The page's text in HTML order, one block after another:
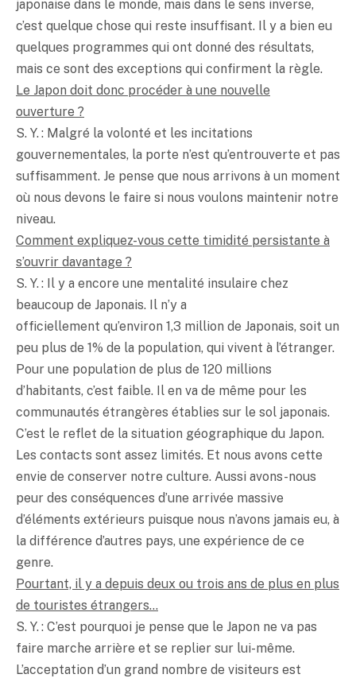
japonaise dans le monde, mais dans le sens inverse,
c’est quelque chose qui reste insuffisant. Il y a bien eu
quelques programmes qui ont donné des résultats,
mais ce sont des exceptions qui confirment la règle.
Le Japon doit donc procéder à une nouvelle
ouverture ?
S. Y. : Malgré la volonté et les incitations
gouvernementales, la porte n’est qu’entrouverte et pas
suffisamment. Je pense que nous arrivons à un moment
où nous devons le faire si nous voulons maintenir notre
niveau.
Comment expliquez-vous cette timidité persistante à
s’ouvrir davantage ?
S. Y. : Il y a encore une mentalité insulaire chez
beaucoup de Japonais. Il n’y a
officiellement qu’environ 1,3 million de Japonais, soit un
peu plus de 1% de la population, qui vivent à l’étranger.
Pour une population de plus de 120 millions
d’habitants, c’est faible. Il en va de même pour les
communautés étrangères établies sur le sol japonais.
C’est le reflet de la situation géographique du Japon.
Les contacts sont assez limités. Et nous avons cette
envie de conserver notre culture. Aussi avons-nous
peur des conséquences d’une arrivée massive
d’éléments extérieurs puisque nous n’avons jamais eu, à
la différence d’autres pays, une expérience de ce
genre.
Pourtant, il y a depuis deux ou trois ans de plus en plus
de touristes étrangers…
S. Y. : C’est pourquoi je pense que le Japon ne va pas
faire marche arrière et se replier sur lui-même.
L’acceptation d’un grand nombre de visiteurs est